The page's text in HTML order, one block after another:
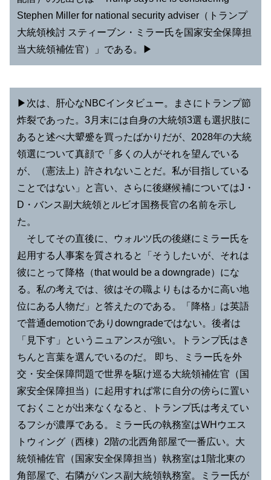
Stephen Miller for national security adviser（トランプ
大統領検討 スティーブン・ミラー氏を国家安全保障担
当大統領補佐官）」である。▶︎
▶︎次は、肝心なNBCインタビュー。まさにトランプ節
炸裂であった。3月末には自身の大統領3選も選択肢に
あると述べ大顰蹙を買ったばかりだが、2028年の大統
領選について真顔で「多くの人がそれを望んでいる
が、（憲法上）許されないことだ。私が目指している
ことではない」と言い、さらに後継候補についてはJ・
D・バンス副大統領とルビオ国務長官の名前を示し
た。
そしてその直後に、ウォルツ氏の後継にミラー氏を
起用する人事案を質されると「そうしたいが、それは
彼にとって降格（that would be a downgrade）にな
る。私の考えでは、彼はその職よりもはるかに高い地
位にある人物だ」と答えたのである。「降格」は英語
で普通demotionでありdowngradeではない。後者は
「見下す」というニュアンスが強い。トランプ氏はき
ちんと言葉を選んでいるのだ。 即ち、ミラー氏を外
交・安全保障問題で世界を駆け巡る大統領補佐官（国
家安全保障担当）に起用すれば常に自分の傍らに置い
ておくことが出来なくなると、トランプ氏は考えてい
るフシが濃厚である。ミラー氏の執務室はWHウエス
トウィング（西棟）2階の北西角部屋で一番広い。大
統領補佐官（国家安全保障担当）執務室は1階北東の
角部屋で、右隣がバンス副大統領執務室。ミラー氏が